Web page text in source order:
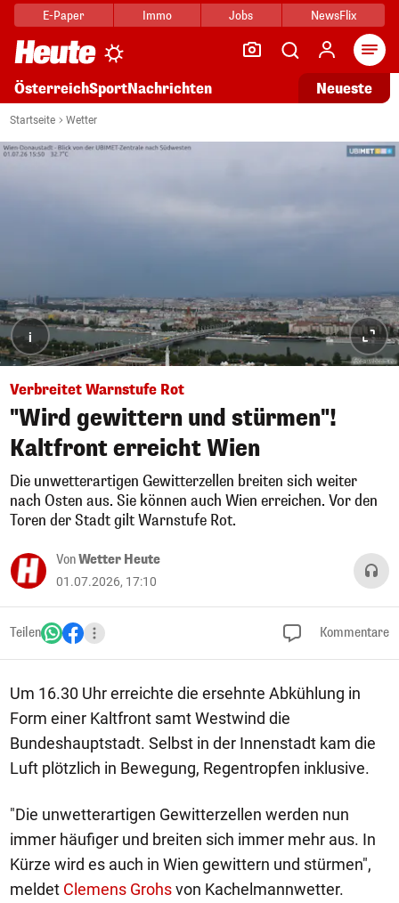
E-Paper Immo Jobs NewsFlix
ÖsterreichSportNachrichten Neueste
Startseite Wetter
i
Verbreitet Warnstufe Rot
"Wird gewittern und stürmen"!
Kaltfront erreicht Wien
Die unwetterartigen Gewitterzellen breiten sich weiter
nach Osten aus. Sie können auch Wien erreichen. Vor den
Toren der Stadt gilt Warnstufe Rot.
VonWetter Heute
01.07.2026, 17:10
Teilen Kommentare
Um 16.30 Uhr erreichte die ersehnte Abkühlung in
Form einer Kaltfront samt Westwind die
Bundeshauptstadt. Selbst in der Innenstadt kam die
Luft plötzlich in Bewegung, Regentropfen inklusive.
"Die unwetterartigen Gewitterzellen werden nun
immer häufiger und breiten sich immer mehr aus. In
Kürze wird es auch in Wien gewittern und stürmen",
meldet Clemens Grohsvon Kachelmannwetter.